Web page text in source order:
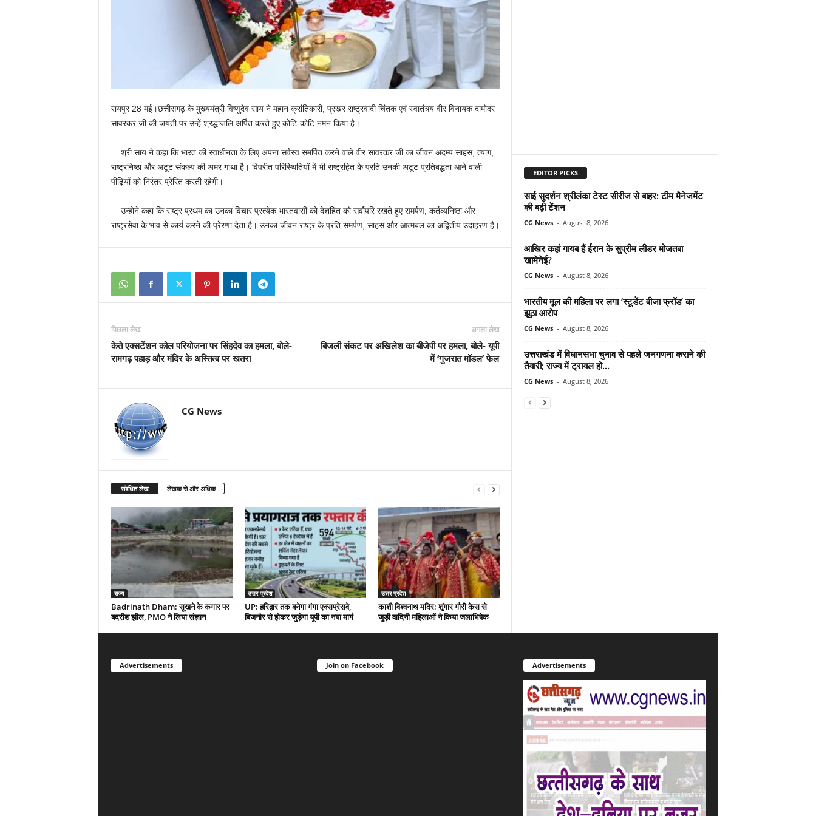
रायपुर 28 मई।छत्तीसगढ़ के मुख्यमंत्री विष्णुदेव साय ने महान क्रांतिकारी, प्रखर राष्ट्रवादी चिंतक एवं स्वातंत्र्य वीर विनायक दामोदर
सावरकर जी की जयंती पर उन्हें श्रद्धांजलि अर्पित करते हुए कोटि-कोटि नमन किया है।
श्री साय ने कहा कि भारत की स्वाधीनता के लिए अपना सर्वस्व समर्पित करने वाले वीर सावरकर जी का जीवन अदम्य साहस, त्याग,
राष्ट्रनिष्ठा और अटूट संकल्प की अमर गाथा है। विपरीत परिस्थितियों में भी राष्ट्रहित के प्रति उनकी अटूट प्रतिबद्धता आने वाली
पीढ़ियों को निरंतर प्रेरित करती रहेगी।
उन्होने कहा कि राष्ट्र प्रथम का उनका विचार प्रत्येक भारतवासी को देशहित को सर्वोपरि रखते हुए समर्पण, कर्तव्यनिष्ठा और
राष्ट्रसेवा के भाव से कार्य करने की प्रेरणा देता है। उनका जीवन राष्ट्र के प्रति समर्पण, साहस और आत्मबल का अद्वितीय उदाहरण है।
पिछला लेख
केते एक्सटेंशन कोल परियोजना पर सिंहदेव का हमला, बोले-
रामगढ़ पहाड़ और मंदिर के अस्तित्व पर खतरा
अगला लेख
बिजली संकट पर अखिलेश का बीजेपी पर हमला, बोले- यूपी
में ‘गुजरात मॉडल’ फेल
CG News
संबंधित लेख लेखक से और अधिक
राज्य
Badrinath Dham: सूखने के कगार पर
बदरीश झील, PMO ने लिया संज्ञान
उत्तर प्रदेश
UP: हरिद्वार तक बनेगा गंगा एक्सप्रेसवे,
बिजनौर से होकर जुड़ेगा यूपी का नया मार्ग
उत्तर प्रदेश
काशी विश्वनाथ मदिर: शृंगार गौरी केस से
जुड़ी वादिनी महिलाओं ने किया जलाभिषेक
EDITOR PICKS
साई सुदर्शन श्रीलंका टेस्ट सीरीज से बाहर: टीम मैनेजमेंट
की बढ़ी टेंशन
CG News - August 8, 2026
आखिर कहां गायब हैं ईरान के सुप्रीम लीडर मोजतबा
खामेनेई?
CG News - August 8, 2026
भारतीय मूल की महिला पर लगा ‘स्टूडेंट वीजा फ्रॉड’ का
झूठा आरोप
CG News - August 8, 2026
उत्तराखंड में विधानसभा चुनाव से पहले जनगणना कराने की
तैयारी; राज्य में ट्रायल हो...
CG News - August 8, 2026
Advertisements Join on Facebook Advertisements